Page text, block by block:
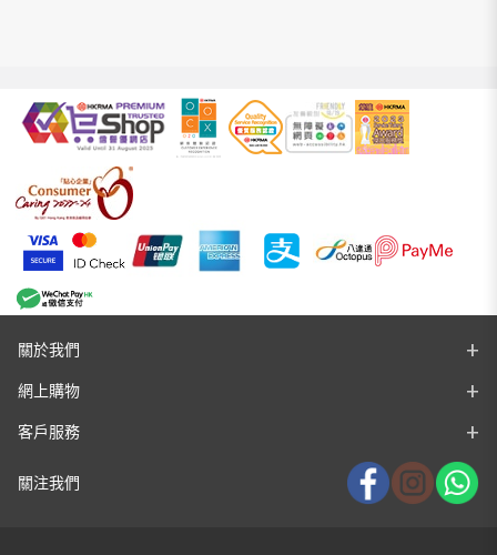
關於我們
網上購物
客戶服務
關注我們